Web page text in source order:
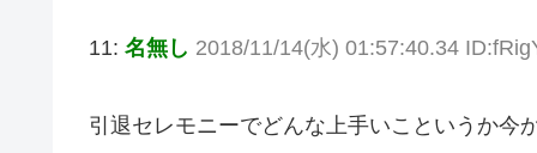
11: 名無し 2018/11/14(水) 01:57:40.34
引退セレモニーでどんな上手いこというか今